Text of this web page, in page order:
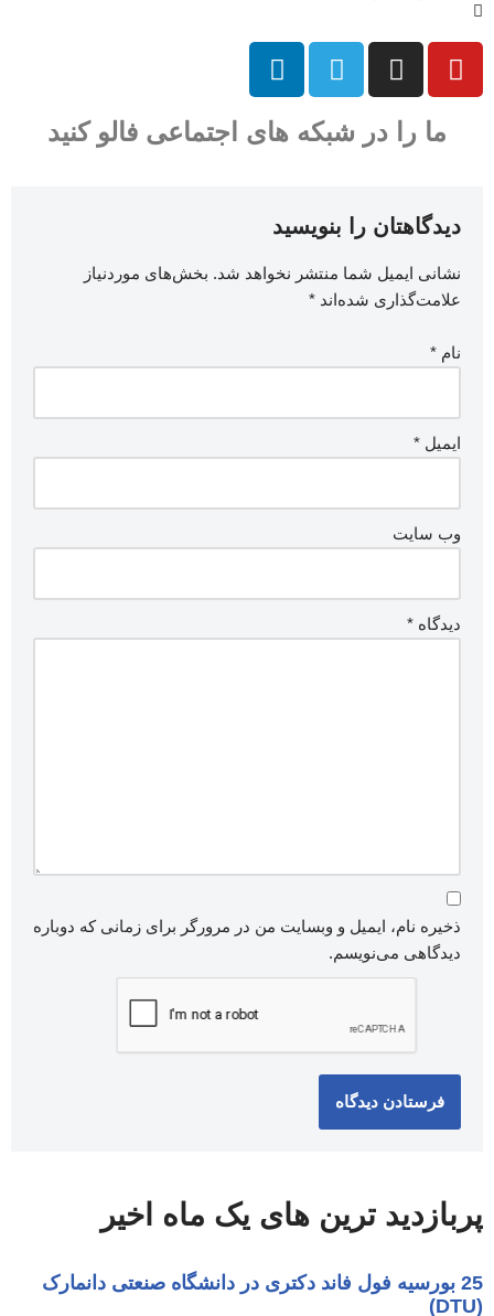
ما را در شبکه های اجتماعی فالو کنید
دیدگاهتان را بنویسید
نشانی ایمیل شما منتشر نخواهد شد. بخش‌های موردنیاز
علامت‌گذاری شده‌اند *
نام *
ایمیل *
وب‌ سایت
دیدگاه *
ذخیره نام، ایمیل و وبسایت من در مرورگر برای زمانی که دوباره
دیدگاهی می‌نویسم.
پربازدید ترین های یک ماه اخیر